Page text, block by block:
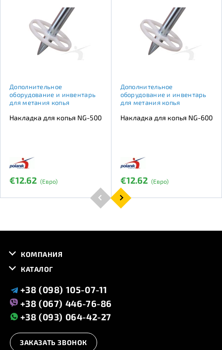
Дополнительное
оборудование и инвентарь
для метания копья
Накладка для копья NG-500
€12.62 (Евро)
Дополнительное
оборудование и инвентарь
для метания копья
Накладка для копья NG-600
€12.62 (Евро)
КОМПАНИЯ
КАТАЛОГ
+38 (098) 105-07-11
+38 (067) 446-76-86
+38 (093) 064-42-27
ЗАКАЗАТЬ ЗВОНОК